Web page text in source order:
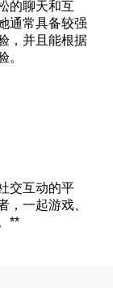
的聊天和互
通常具备较强
，并且能根据
。
交互动的平
，一起游戏、
**